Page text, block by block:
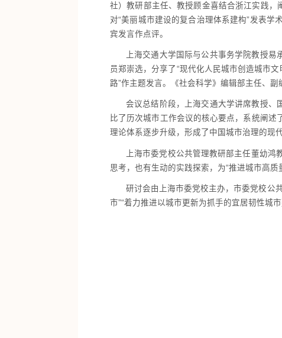
社）教研部主任、教授顾金喜结合浙江实践，
对“美丽城市建设的复合治理体系建构”发表
宾发言作点评。
上海交通大学国际与公共事务学院教授
员郑崇选，分享了“现代化人民城市创造城市
路”作主题发言。《社会科学》编辑部主任、
会议总结阶段，上海交通大学讲席教授、
比了历次城市工作会议的核心要点，系统阐述
理论体系逐步升级，形成了中国城市治理的现
上海市委党校公共管理教研部主任董幼
思考，也有生动的实践探索，为“推进城市高
研讨会由上海市委党校主办，市委党校公
市”“着力推进以城市更新为抓手的宜居韧性城